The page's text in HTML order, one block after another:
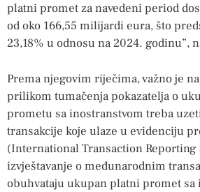
platni promet za navedeni period
od oko 166,55 milijardi eura, što
23,18% u odnosu na 2024. godinu”,
Prema njegovim riječima, važno je
prilikom tumačenja pokazatelja o
prometu sa inostranstvom treba
transakcije koje ulaze u evidenciju
(International Transaction Reporting
izvještavanje o međunarodnim
obuhvataju ukupan platni promet sa